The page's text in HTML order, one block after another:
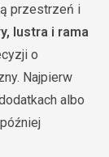
przestrzeń i
lustra i rama
o
Najpierw
albo